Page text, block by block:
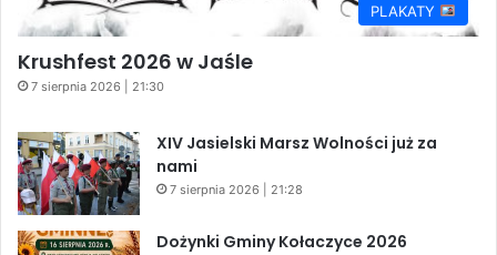
PLAKATY
Krushfest 2026 w Jaśle
7 sierpnia 2026 | 21:30
XIV Jasielski Marsz Wolności już za
nami
7 sierpnia 2026 | 21:28
Dożynki Gminy Kołaczyce 2026